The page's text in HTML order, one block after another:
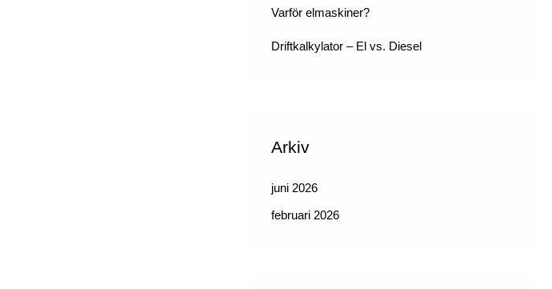
Varför elmaskiner?
Driftkalkylator – El vs. Diesel
Arkiv
juni 2026
februari 2026